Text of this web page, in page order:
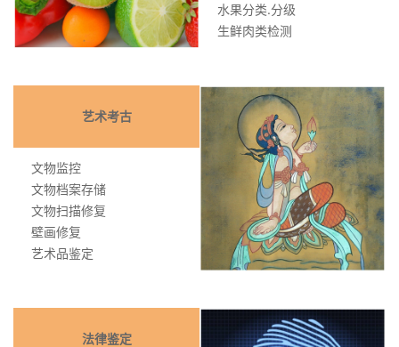
水果分类.分级
生鲜肉类检测
艺术考古
文物监控
文物档案存储
文物扫描修复
壁画修复
艺术品鉴定
法律鉴定